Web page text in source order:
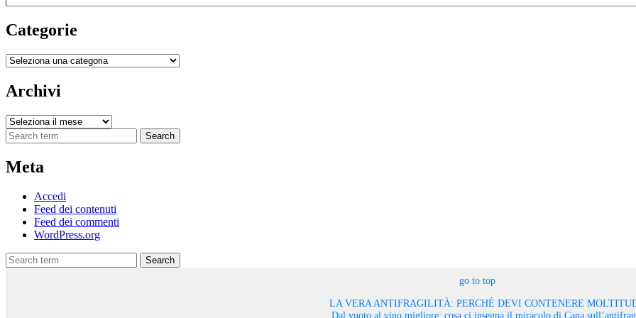
Categorie
Categorie
Archivi
Archivi
Search
Meta
Accedi
Feed dei contenuti
Feed dei commenti
WordPress.org
Search
go to top
LA VERA ANTIFRAGILITÀ: PERCHÉ DEVI CONTENERE
Dal vuoto al vino migliore: cosa ci insegna il miracolo di Cana